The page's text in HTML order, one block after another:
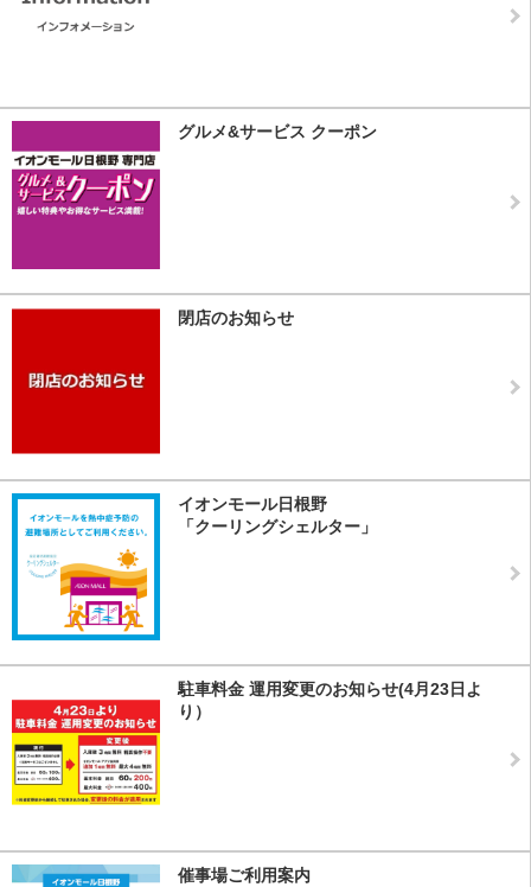
グルメ&サービス クーポン
閉店のお知らせ
イオンモール日根野
「クーリングシェルター」
駐車料金 運用変更のお知らせ(4月23日よ
り）
催事場ご利用案内